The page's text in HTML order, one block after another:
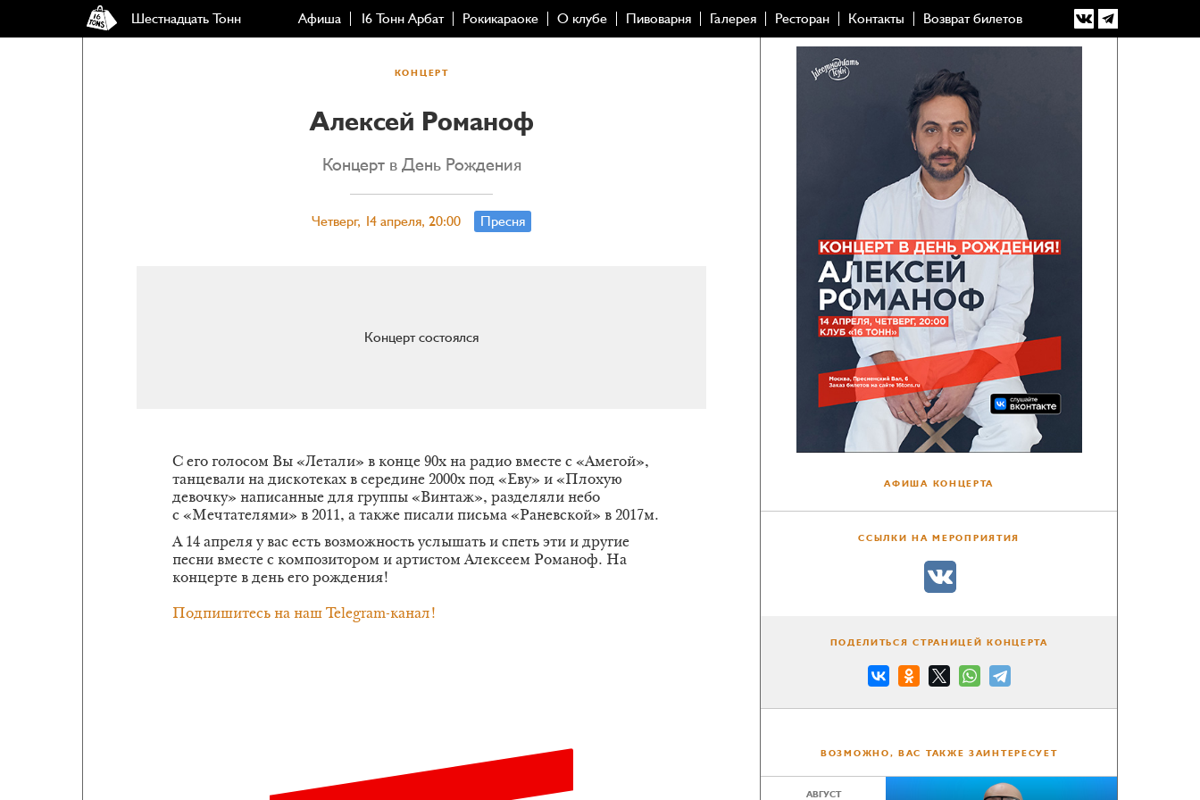
Шестнадцать Тонн Афиша 16 Тонн Арбат Рокикараоке О клубе Пивоварня Галерея Ресторан Контакты Возврат билетов
КОНЦЕРТ
Алексей Романоф
Концерт в День Рождения
Четверг, 14 апреля, 20:00 Пресня
Концерт состоялся
С его голосом Вы «Летали» в конце 90х на радио вместе с «Амегой»,
танцевали на дискотеках в середине 2000х под «Еву» и «Плохую
девочку» написанные для группы «Винтаж», разделяли небо
с «Мечтателями» в 2011, а также писали письма «Раневской» в 2017м.
А 14 апреля у вас есть возможность услышать и спеть эти и другие
песни вместе с композитором и артистом Алексеем Романоф. На
концерте в день его рождения!
Подпишитесь на наш Telegram-канал!
АФИША КОНЦЕРТА
ССЫЛКИ НА МЕРОПРИЯТИЯ
ПОДЕЛИТЬСЯ СТРАНИЦЕЙ КОНЦЕРТА
ВОЗМОЖНО, ВАС ТАКЖЕ ЗАИНТЕРЕСУЕТ
АВГУСТ